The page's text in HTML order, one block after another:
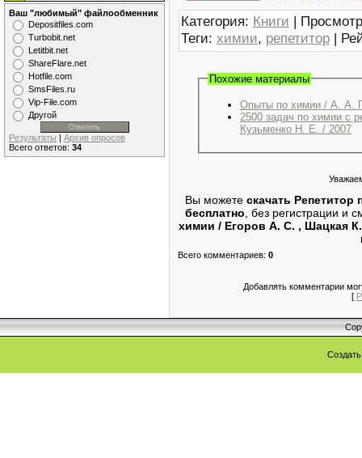
Ваш "любимый" файлообменник
Dеpоsitfilеs.com
Turbobit.net
Letitbit.net
ShareFlare.net
Hotfile.com
SmsFiles.ru
Vip-File.com
Другой
Результаты | Архив опросов
Всего ответов: 34
Категория: Книги |
Теги: химии, репетитор |
Похожие материалы
Опыты по химии / А. А.
2500 задач по химии с
Кузьменко Н. Е. / 2007
Вы можете скачать
бесплатно, без регистрации и
химии / Егоров А. С. , Шацкая
Всего комментариев: 0
Добавлять комментарии
[